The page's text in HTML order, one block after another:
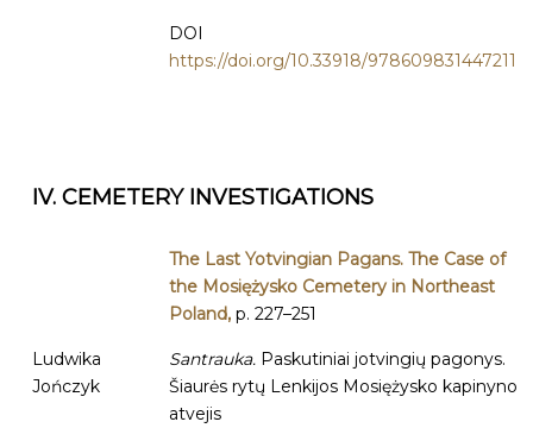
DOI
https://doi.org/10.33918/978609831447211
IV. CEMETERY INVESTIGATIONS
Ludwika
Jończyk
The Last Yotvingian Pagans. The Case of
the Mosiężysko Cemetery in Northeast
Poland, p. 227–251
Santrauka. Paskutiniai jotvingių pagonys.
Šiaurės rytų Lenkijos Mosiężysko kapinyno
atvejis